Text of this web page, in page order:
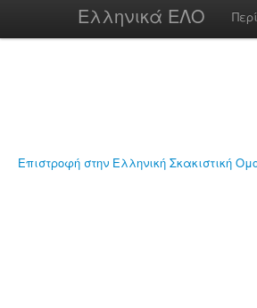
Ελληνικά ΕΛΟ Περί
Επιστροφή στην Ελληνική Σκακιστική